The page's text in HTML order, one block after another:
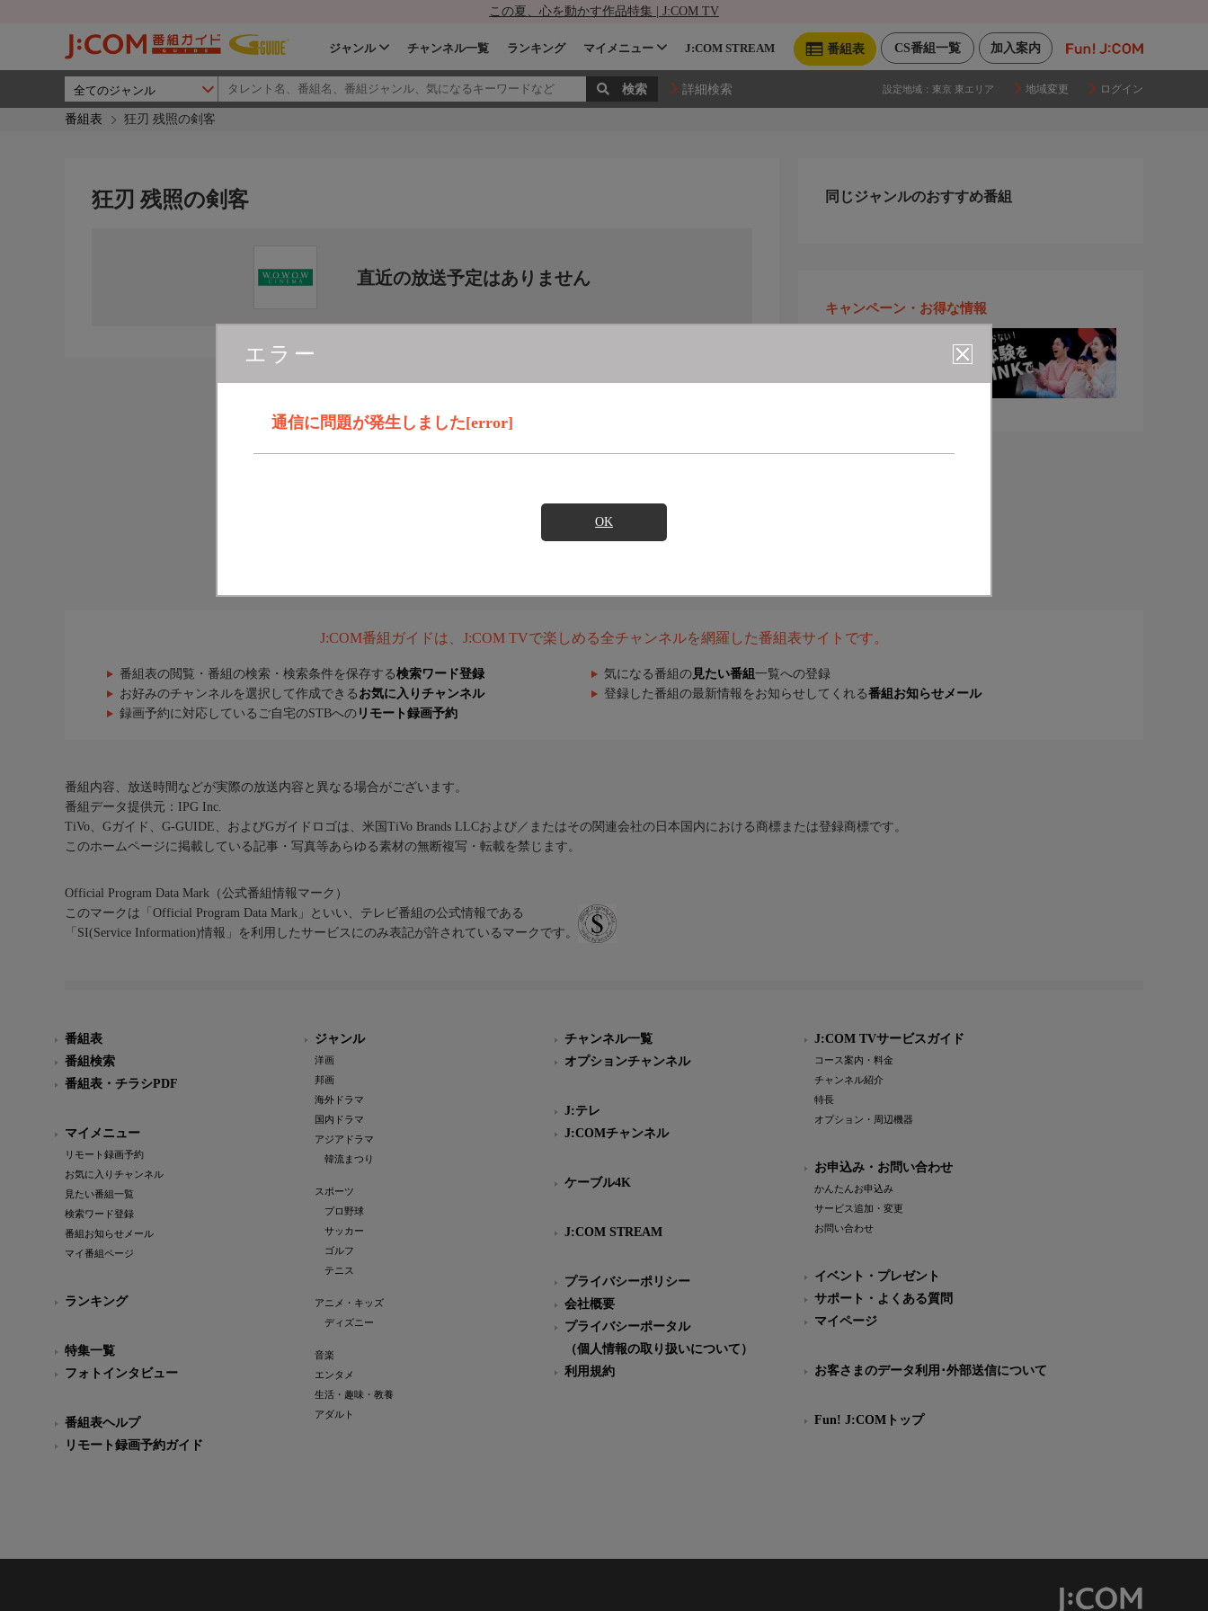
この夏、心を動かす作品特集 | J:COM TV
加入案内
CS番組一覧
番組表
ジャンル チャンネル一覧 ランキング マイメニュー J:COM STREAM
詳細検索 設定地域： 東京 東エリア 地域変更 ログイン
番組表 狂刃 残照の剣客
エラー
通信に問題が発生しました[error]
OK
狂刃 残照の剣客
直近の放送予定はありません
同じジャンルのおすすめ番組
キャンペーン・お得な情報
J:COM番組ガイドは、J:COM TVで楽しめる全チャンネルを網羅した番組表サイトです。
番組表の閲覧・番組の検索・検索条件を保存する検索ワード登録 気になる番組の 見たい番組 一覧への登録
お好みのチャンネルを選択して作成できる お気に入りチャンネル 登録した番組の最新情報をお知らせしてくれる番組お知らせメール
録画予約に対応しているご自宅のSTBへの リモート録画予約
番組内容、放送時間などが実際の放送内容と異なる場合がございます。
番組データ提供元：IPG Inc.
TiVo、Gガイド、G-GUIDE、およびGガイドロゴは、米国TiVo Brands LLCおよび／またはその関連会社の日本国内における商標または登録商標です。
このホームページに掲載している記事・写真等あらゆる素材の無断複写・転載を禁じます。
Official Program Data Mark（公式番組情報マーク）
このマークは「Official Program Data Mark」といい、テレビ番組の公式情報である
「SI(Service Information)情報」を利用したサービスにのみ表記が許されているマークです。
番組表
番組検索
番組表・チラシPDF
マイメニュー
リモート録画予約
お気に入りチャンネル
見たい番組一覧
検索ワード登録
番組お知らせメール
マイ番組ページ
ランキング
特集一覧
フォトインタビュー
番組表ヘルプ
リモート録画予約ガイド
ジャンル
洋画
邦画
海外ドラマ
国内ドラマ
アジアドラマ
韓流まつり
スポーツ
プロ野球
サッカー
ゴルフ
テニス
アニメ・キッズ
ディズニー
音楽
エンタメ
生活・趣味・教養
アダルト
チャンネル一覧
オプションチャンネル
J:テレ
J:COMチャンネル
ケーブル4K
J:COM STREAM
プライバシーポリシー
会社概要
プライバシーポータル
（個人情報の取り扱いについて）
利用規約
J:COM TVサービスガイド
コース案内・料金
チャンネル紹介
特長
オプション・周辺機器
お申込み・お問い合わせ
かんたんお申込み
サービス追加・変更
お問い合わせ
イベント・プレゼント
サポート・よくある質問
マイページ
お客さまのデータ利用･外部送信について
Fun! J:COMトップ